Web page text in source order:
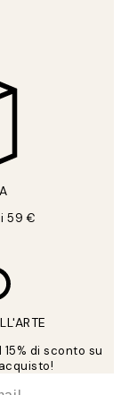
59 €
di sconto su